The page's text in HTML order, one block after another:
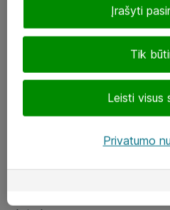
LinkedIn
Tik
Leisti visus
Įrašyti
Privatumo